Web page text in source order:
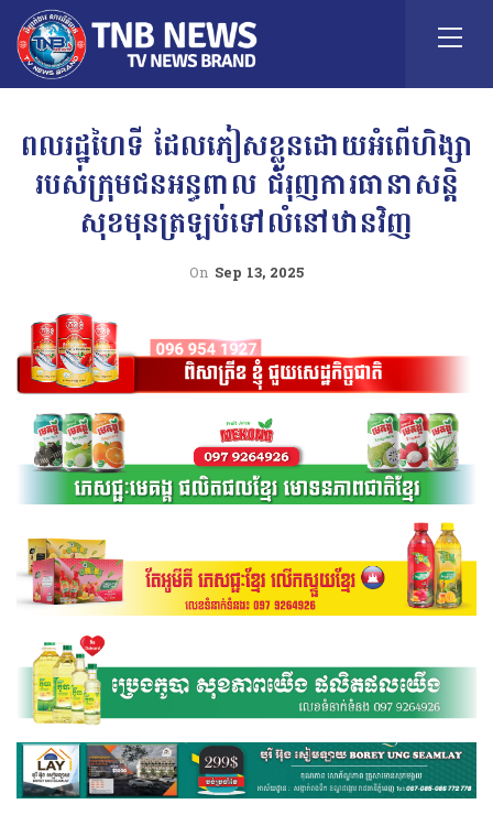
ពលរដ្ឋហៃទី ដែលភៀសខ្លួនដោយអំពើហិង្សា
របស់ក្រុមជនអន្ធពាល ជំរុញការធានាសន្តិ
សុខមុនត្រឡប់ទៅលំនៅឋានវិញ
On Sep 13, 2025